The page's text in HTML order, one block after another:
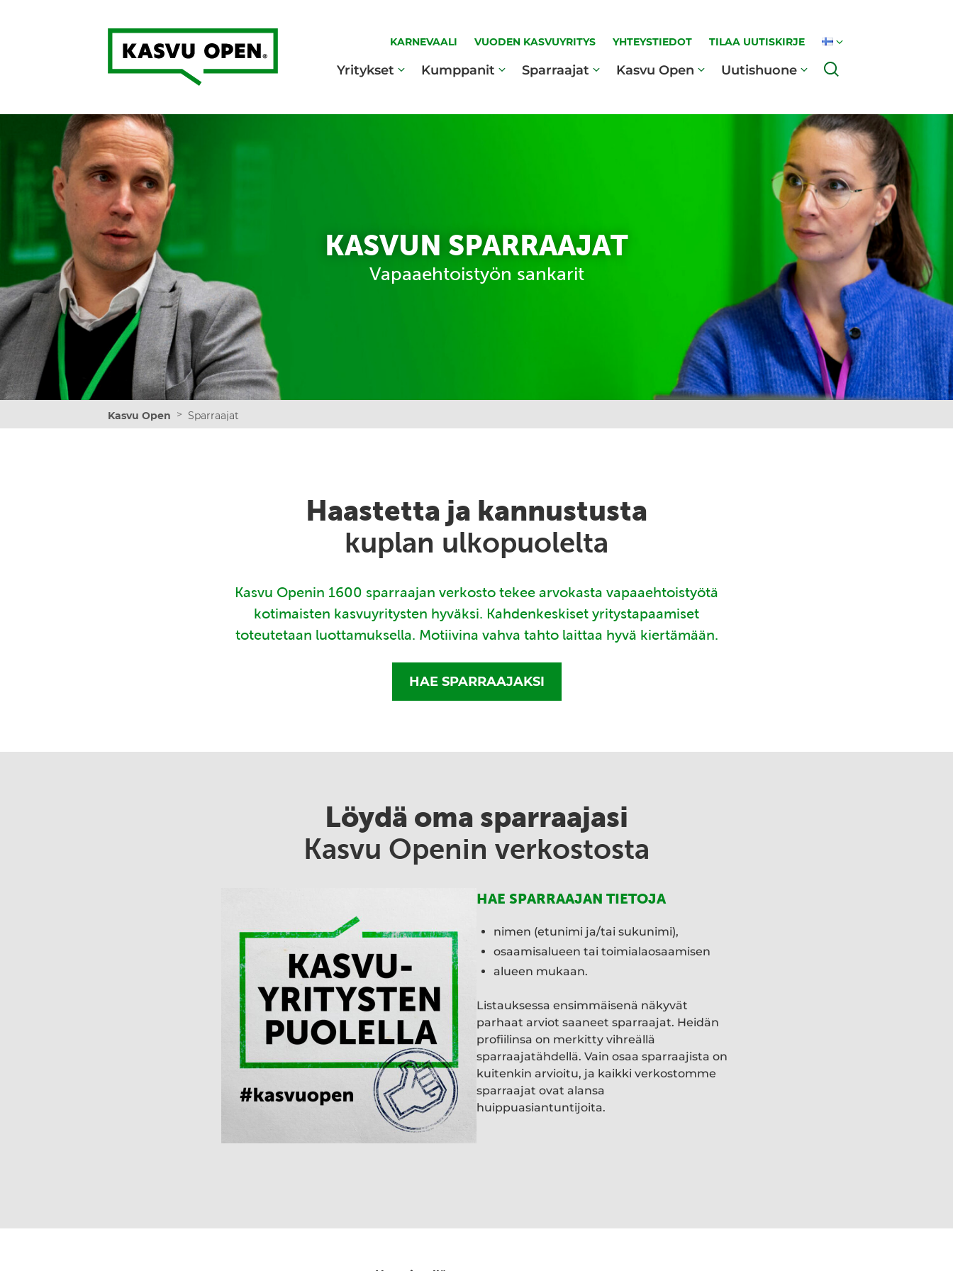
Kasvu Open
KARNEVAALI VUODEN KASVUYRITYS YHTEYSTIEDOT TILAA UUTISKIRJE
Yritykset Kumppanit Sparraajat Kasvu Open Uutishuone
KASVUN SPARRAAJAT
Vapaaehtoistyön sankarit
Kasvu Open > Sparraajat
Haastetta ja kannustusta
kuplan ulkopuolelta
Kasvu Openin 1600 sparraajan verkosto tekee arvokasta vapaaehtoistyötä
kotimaisten kasvuyritysten hyväksi. Kahdenkeskiset yritystapaamiset
toteutetaan luottamuksella. Motiivina vahva tahto laittaa hyvä kiertämään.
HAE SPARRAAJAKSI
Löydä oma sparraajasi
Kasvu Openin verkostosta
HAE SPARRAAJAN TIETOJA
nimen (etunimi ja/tai sukunimi),
osaamisalueen tai toimialaosaamisen
alueen mukaan.
Listauksessa ensimmäisenä näkyvät
parhaat arviot saaneet sparraajat. Heidän
profiilinsa on merkitty vihreällä
sparraajatähdellä. Vain osaa sparraajista on
kuitenkin arvioitu, ja kaikki verkostomme
sparraajat ovat alansa
huippuasiantuntijoita.